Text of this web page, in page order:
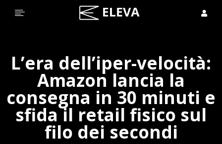
 
L’era dell’iper-velocità:
Amazon lancia la
consegna in 30 minuti e
sfida il retail fisico sul
filo dei secondi